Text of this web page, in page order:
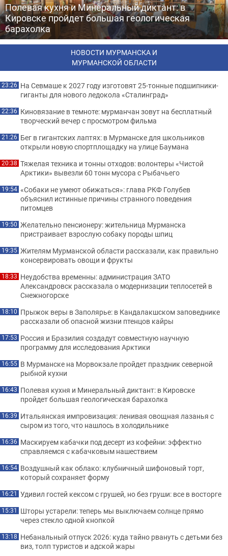
Полевая кухня и Минеральный диктант: в
Кировске пройдет большая геологическая
барахолка
НОВОСТИ МУРМАНСКА И
МУРМАНСКОЙ ОБЛАСТИ
23:26 На Севмаше к 2027 году изготовят 25-тонные подшипники-
гиганты для нового ледокола «Сталинград»
22:36 Киновязание в темноте: мурманчан зовут на бесплатный
творческий вечер с просмотром фильма
21:26 Бег в гигантских лаптях: в Мурманске для школьников
открыли новую спортплощадку на улице Баумана
20:38 Тяжелая техника и тонны отходов: волонтеры «Чистой
Арктики» вывезли 60 тонн мусора с Рыбачьего
19:54 «Собаки не умеют обижаться»: глава РКФ Голубев
объяснил истинные причины странного поведения
питомцев
19:50 Желательно пенсионеру: жительница Мурманска
пристраивает взрослую собаку породы шпиц
19:35 Жителям Мурманской области рассказали, как правильно
консервировать овощи и фрукты
18:33 Неудобства временны: администрация ЗАТО
Александровск рассказала о модернизации теплосетей в
Снежногорске
18:10 Прыжок веры в Заполярье: в Кандалакшском заповеднике
рассказали об опасной жизни птенцов кайры
17:53 Россия и Бразилия создадут совместную научную
программу для исследования Арктики
16:55 В Мурманске на Морвокзале пройдет праздник северной
рыбной кухни
16:43 Полевая кухня и Минеральный диктант: в Кировске
пройдет большая геологическая барахолка
16:39 Итальянская импровизация: ленивая овощная лазанья с
сыром из того, что нашлось в холодильнике
16:36 Маскируем кабачки под десерт из кофейни: эффектно
справляемся с кабачковым нашествием
16:54 Воздушный как облако: клубничный шифоновый торт,
который сохраняет форму
16:21 Удивил гостей кексом с грушей, но без груши: все в восторге
15:31 Шторы устарели: теперь мы выключаем солнце прямо
через стекло одной кнопкой
13:18 Небанальный отпуск 2026: куда тайно рвануть с детьми без
виз, толп туристов и адской жары